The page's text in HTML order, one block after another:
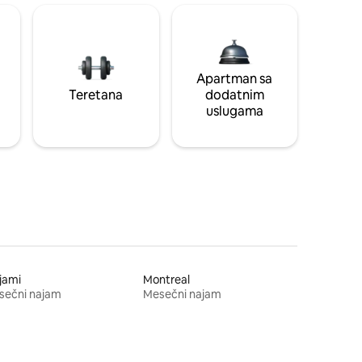
Teretana
Apartman sa
dodatnim
uslugama
najam
Montreal
Mesečni najam